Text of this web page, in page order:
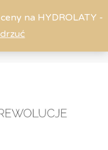
na HYDROLATY -